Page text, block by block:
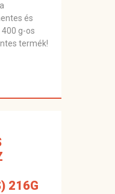
és
g-os
termék!
216G